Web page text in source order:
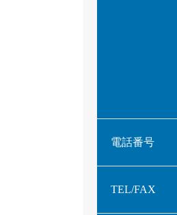
電話番号
TEL/FAX